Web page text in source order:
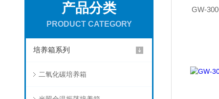
产品分类
PRODUCT CATEGORY
培养箱系列
二氧化碳培养箱
GW-